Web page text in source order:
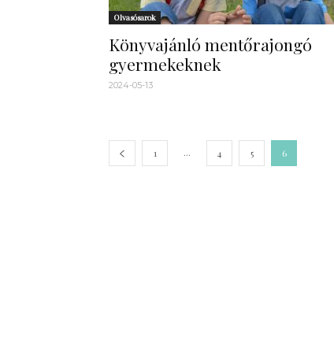
Olvasósarok
Könyvajánló mentőrajongó
gyermekeknek
2024-05-13
1 ... 4 5 6